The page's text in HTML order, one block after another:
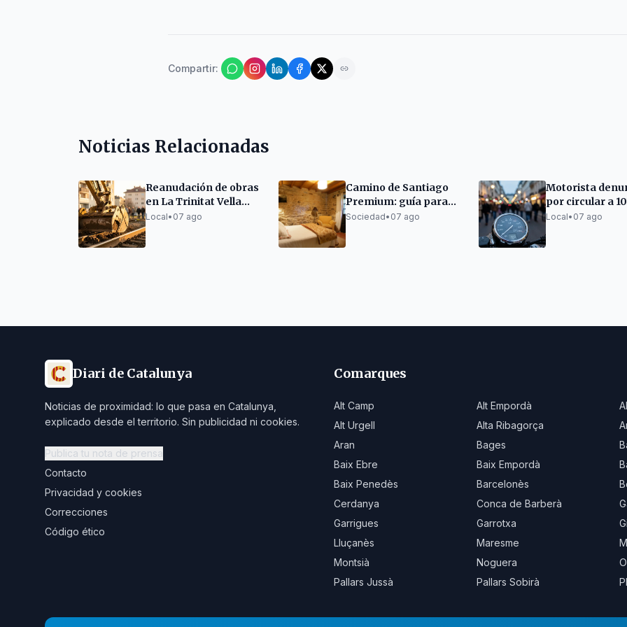
Compartir:
Noticias Relacionadas
Reanudación de obras
en La Trinitat Vella
con medidas anti-
Local• 07 ago
Camino de Santiago
Premium: guía para
organizarlo sin
Sociedad• 07 ago
Motorista
por circular a
en la Ronda del
Local• 07 ago
Diari de Catalunya
Noticias de proximidad: lo que pasa en Catalunya,
explicado desde el territorio. Sin publicidad ni cookies.
Publica tu nota de prensa
Contacto
Privacidad y cookies
Correcciones
Código ético
Comarques
Alt Camp Alt Empordà
Alt Urgell
Alta Ribagorça
Aran
Bages
Baix Ebre
Baix Empordà
Baix Penedès
Barcelonès
Cerdanya
Conca de Barberà
Garrigues
Garrotxa
Lluçanès
Maresme
Montsià
Noguera
Pallars Jussà
Pallars Sobirà